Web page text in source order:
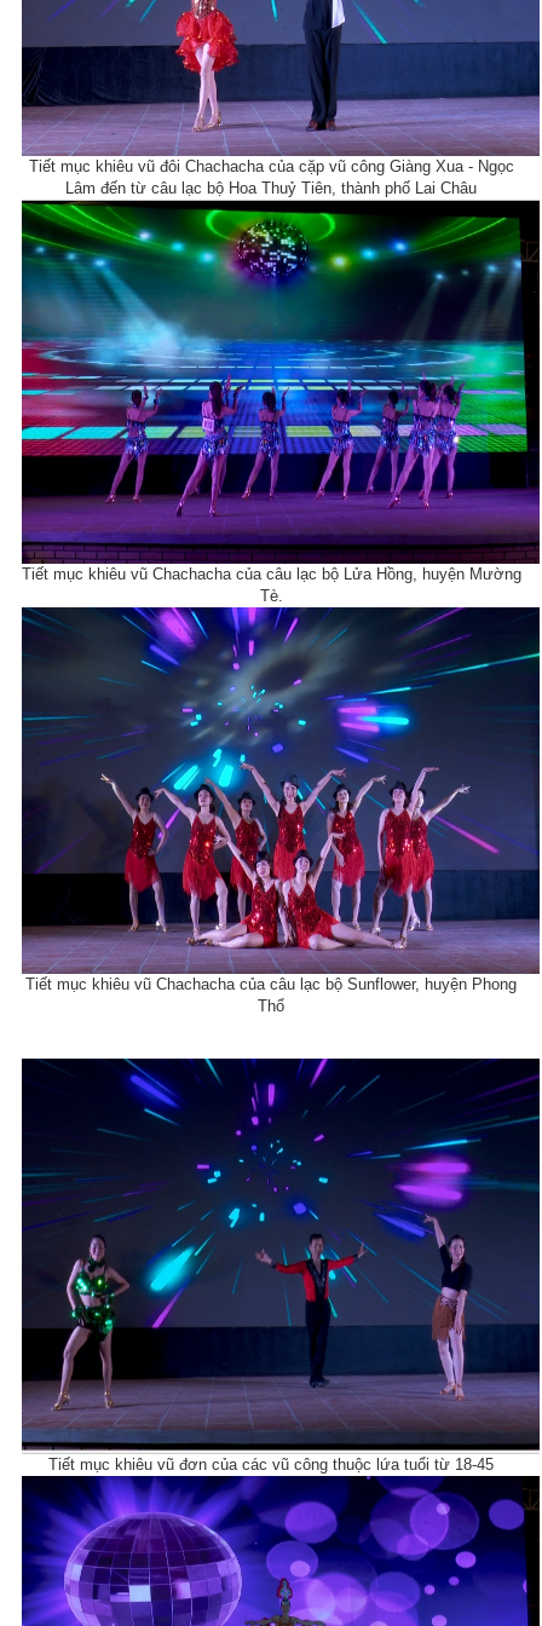
Tiết mục khiêu vũ đôi Chachacha của cặp vũ công Giàng Xua - Ngọc
Lâm đến từ câu lạc bộ Hoa Thuỷ Tiên, thành phố Lai Châu
Tiết mục khiêu vũ Chachacha của câu lạc bộ Lửa Hồng, huyện Mường
Tè.
Tiết mục khiêu vũ Chachacha của câu lạc bộ Sunflower, huyện Phong
Thổ
Tiết mục khiêu vũ đơn của các vũ công thuộc lứa tuổi từ 18-45